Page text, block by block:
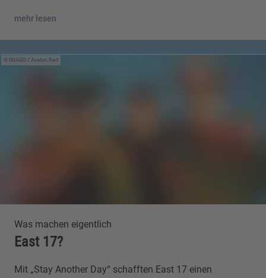
mehr lesen
IMAGO / Avalon.Red
Was machen eigentlich
East 17?
Mit „Stay Another Day“ schafften East 17 einen